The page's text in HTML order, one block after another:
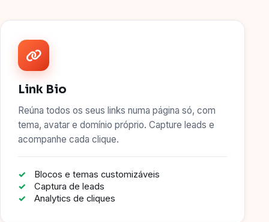
Link Bio
Reúna todos os seus links numa página só, com
tema, avatar e domínio próprio. Capture leads e
acompanhe cada clique.
Blocos e temas customizáveis
Captura de leads
Analytics de cliques